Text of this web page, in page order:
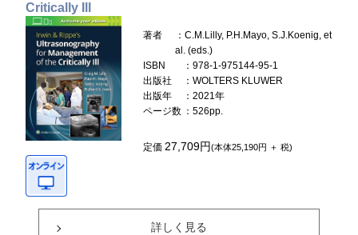
Critically Ill
著者
：C.M.Lilly, P.H.Mayo, S.J.Koenig, et
al. (eds.)
ISBN
：978-1-975144-95-1
出版社
：WOLTERS KLUWER
出版年
：2021年
ページ数 ：526pp.
定価27,709円(本体25,190円 ＋ 税)
詳しく見る